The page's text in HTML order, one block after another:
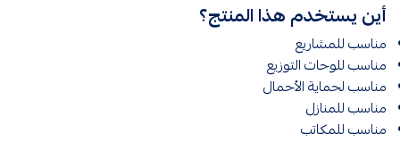
أين يستخدم هذا المنتج؟
مناسب للمشاريع
مناسب للوحات التوزيع
مناسب لحماية الأحمال
مناسب للمنازل
مناسب للمكاتب